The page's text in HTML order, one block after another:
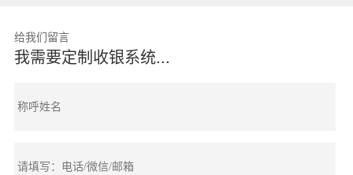
给我们留言
我需要定制收银系统...